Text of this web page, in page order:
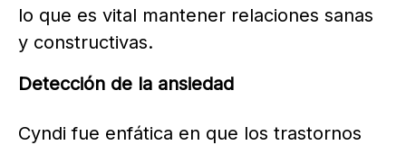
lo que es vital mantener relaciones sanas
y constructivas.
Detección de la ansiedad
Cyndi fue enfática en que los trastornos